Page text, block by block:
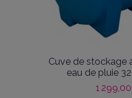
Cuve de stockage
eau de pluie
1